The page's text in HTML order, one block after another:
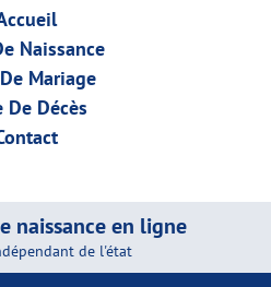
Naissance
Mariage
De Décès
naissance en ligne
de l'état